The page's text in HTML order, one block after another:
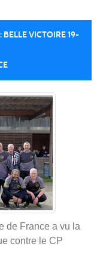
BELLE VICTOIRE 19-
de France a vu la
contre le CP